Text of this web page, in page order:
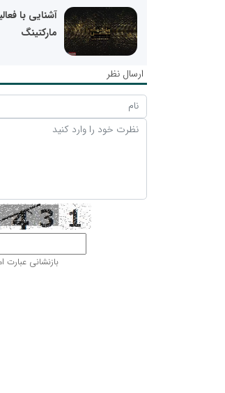
آشنایی با
مارکتینگ
ارسال نظر
بازنشانی عبارت